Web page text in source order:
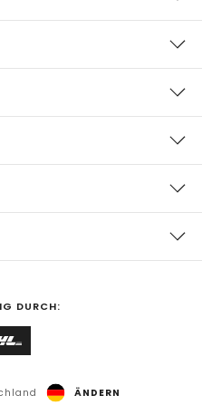
DURCH:
ÄNDERN